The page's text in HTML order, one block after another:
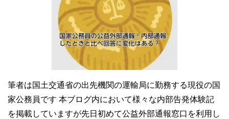
筆者は国土交通省の出先機関の運輸局に勤務する現役の国
家公務員です 本ブログ内において様々な内部告発体験記
を掲載していますが先日初めて公益外部通報窓口を利用し